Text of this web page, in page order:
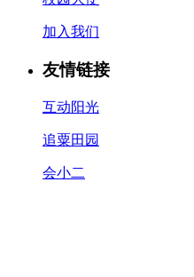
加入我们
友情链接
互动阳光
追粟田园
会小二